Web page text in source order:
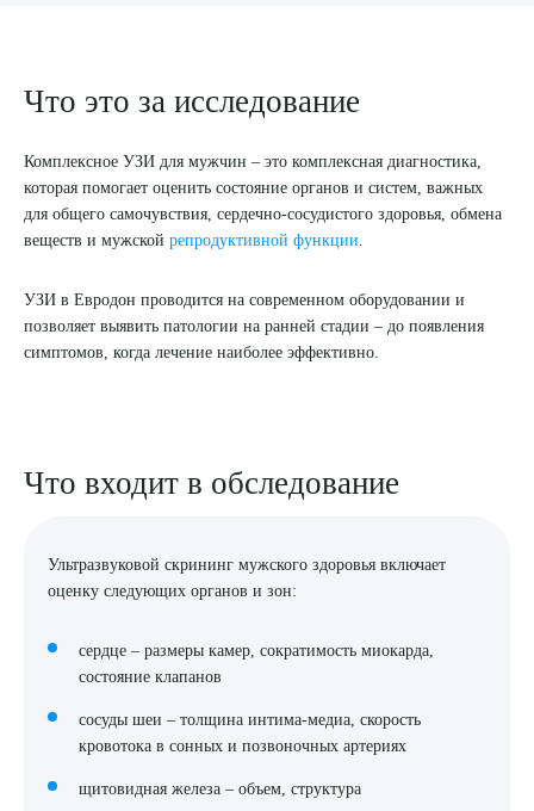
ЗАКАЗАТЬ ЗВОНОК
ЗАПИСЬ ОНЛАЙН
Что это за исследование
Комплексное УЗИ для мужчин – это комплексная диагностика,
которая помогает оценить состояние органов и систем, важных
для общего самочувствия, сердечно-сосудистого здоровья, обмена
веществ и мужской репродуктивной функции
УЗИ в Евродон проводится на современном оборудовании и
позволяет выявить патологии на ранней стадии – до появления
симптомов, когда лечение наиболее эффективно.
Что входит в обследование
Ультразвуковой скрининг мужского здоровья включает
оценку следующих органов и зон:
сердце – размеры камер, сократимость миокарда,
состояние клапанов
сосуды шеи – толщина интима-медиа, скорость
кровотока в сонных и позвоночных артериях
щитовидная железа – объем, структура